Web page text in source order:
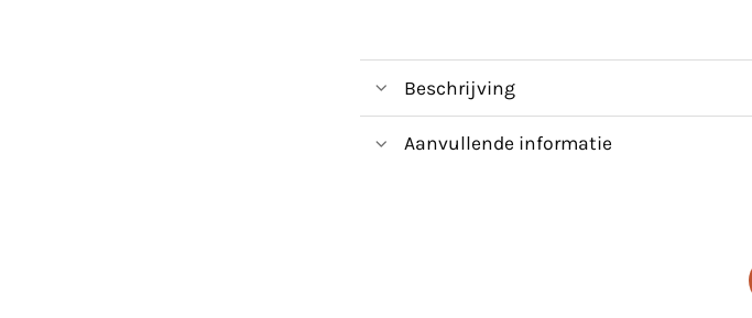
Beschrijving
Aanvullende informatie